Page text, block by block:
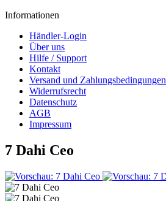
Informationen
Händler-Login
Über uns
Hilfe / Support
Kontakt
Versand und Zahlungsbedingungen
Widerrufsrecht
Datenschutz
AGB
Impressum
7 Dahi Ceo